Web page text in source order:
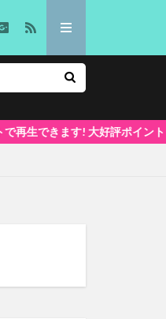
テム5%還元中(1ポイント=1